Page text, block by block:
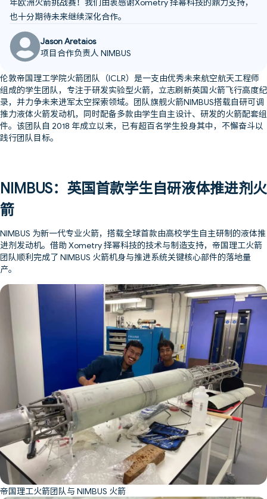
也十分期待未来继续深化合作。
Jason Aretaios
项目合作负责人 NIMBUS
伦敦帝国理工学院火箭团队（ICLR）是一支由优秀未来航空航天工程师
组成的学生团队，专注于研发实验型火箭，立志刷新英国火箭飞行高度纪
录，并力争未来进军太空探索领域。团队旗舰火箭NIMBUS搭载自研可调
推力液体火箭发动机，同时配备多款由学生自主设计、研发的火箭配套组
件。该团队自 2018 年成立以来，已有超百名学生投身其中，不懈奋斗以
践行团队目标。
NIMBUS：英国首款学生自研液体推进剂火
箭
NIMBUS 为新一代专业火箭，搭载全球首款由高校学生自主研制的液体推
进剂发动机。借助 Xometry 择幂科技的技术与制造支持，帝国理工火箭
团队顺利完成了 NIMBUS 火箭机身与推进系统关键核心部件的落地量
产。
帝国理工火箭团队与 NIMBUS 火箭